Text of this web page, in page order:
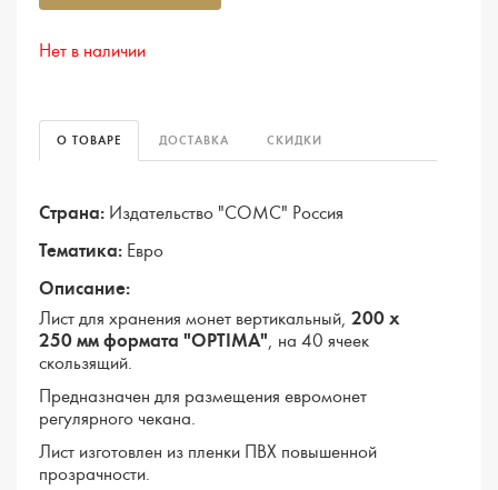
Нет в наличии
О ТОВАРЕ ДОСТАВКА СКИДКИ
Страна: Издательство "СОМС" Россия
Тематика: Евро
Описание:
Лист для хранения монет вертикальный, 200 х
250 мм формата "OPTIMA", на 40 ячеек
скользящий.
Предназначен для размещения евромонет
регулярного чекана.
Лист изготовлен из пленки ПВХ повышенной
прозрачности.